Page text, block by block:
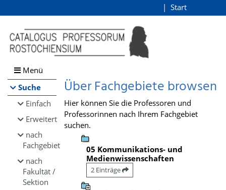
Browsen
direkt zum Inhalt
Start
Menü
Suche
Einfach
Erweitert
nach
Fachgebiet
nach
Fakultät /
Sektion
Über Fachgebiete browsen
Hier können Sie die Professoren und
Professorinnen nach Ihrem Fachgebiet
suchen.
05 Kommunikations- und
Medienwissenschaften
2 Einträge